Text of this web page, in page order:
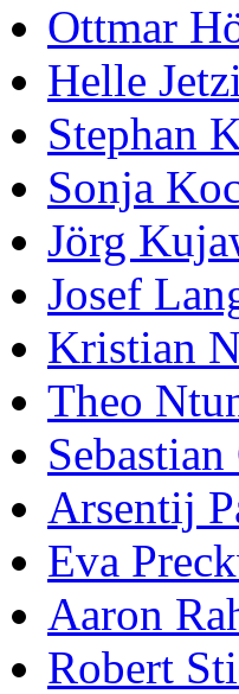
Ottmar
Helle
Stephan
Sonja
Jörg
Josef
Kristian
Theo
Arsentij
Eva
Aaron
Robert